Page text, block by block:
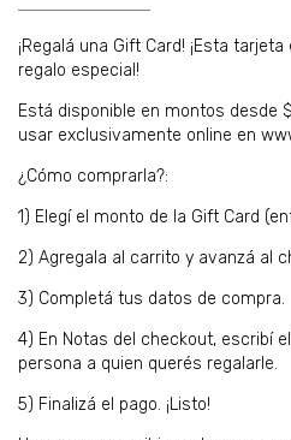
¡Regalá una Gift Card! ¡Esta
regalo especial!
Está disponible en montos desde
usar exclusivamente online en
¿Cómo comprarla?:
1) Elegí el monto de la Gift Card
2) Agregala al carrito y avanzá al
3) Completá tus datos de compra.
4) En Notas del checkout, escribí
persona a quien querés regalarle.
5) Finalizá el pago. ¡Listo!